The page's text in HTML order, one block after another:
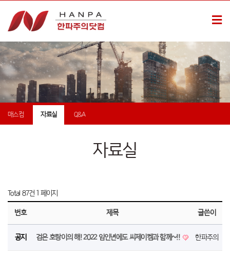
매스컴 자료실 Q&A
자료실
Total 87건 1 페이지
번호 제목 글쓴이
공지 검은 호랑이의 해! 2022 임인년에도 씨제이켐과 함께~!! 한파주의